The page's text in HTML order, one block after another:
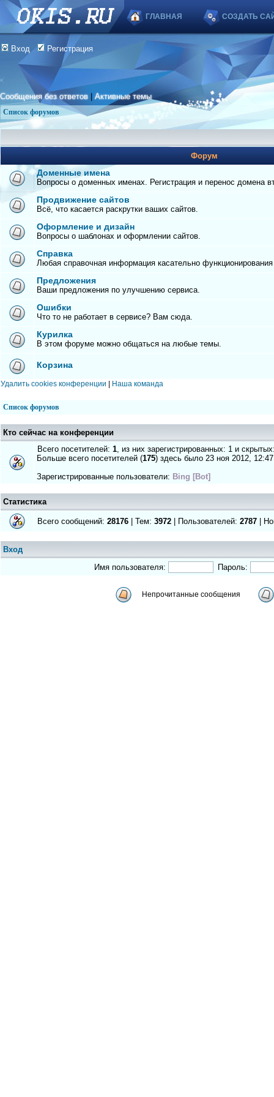
ГЛАВНАЯ СОЗДАТЬ
Вход Регистрация
Сообщения без ответов |Активные темы
Список форумов
Форум
Доменные имена
Вопросы о доменных именах. Регистрация и перенос домена
Продвижение сайтов
Всё, что касается раскрутки ваших сайтов.
Оформление и дизайн
Вопросы о шаблонах и оформлении сайтов.
Справка
Любая справочная информация касательно
Предложения
Ваши предложения по улучшению сервиса.
Ошибки
Что то не работает в сервисе? Вам сюда.
Курилка
В этом форуме можно общаться на любые темы.
Корзина
Удалить cookies конференции Наша команда
Список форумов
Кто сейчас на конференции
Всего посетителей: 1, из них зарегистрированных: 1 и
Больше всего посетителей (175) здесь было 23 ноя 2012, 12:47
Зарегистрированные пользователи: Bing [Bot]
Статистика
Всего сообщений: 28176 | Тем: 3972 | Пользователей: 2787 |
Вход
Имя пользователя:
Пароль:
Непрочитанные сообщения